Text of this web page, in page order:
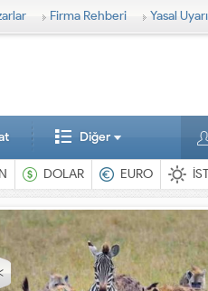
Firma Rehberi Yasal Uyarı
Diğer
DOLAR EURO